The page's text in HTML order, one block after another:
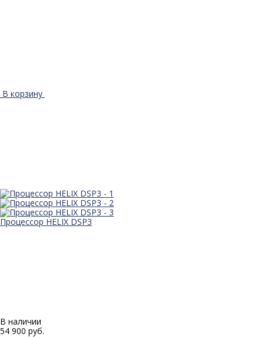
В корзину
Процессор HELIX DSP3
В наличии
54 900 руб.